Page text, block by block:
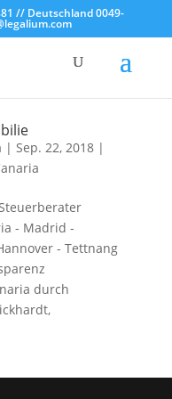
// Deutschland 0049-
| Sep. 22, 2018|
- Madrid -
- Tettnang
durch